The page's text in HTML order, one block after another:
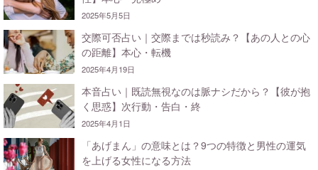
2025年5月5日
交際可否占い｜交際までは秒読み？【あの人との心
の距離】本心・転機
2025年4月19日
本音占い｜既読無視なのは脈ナシだから？【彼が抱
く思惑】次行動・告白・終
2025年4月1日
「あげまん」の意味とは？9つの特徴と男性の運気
を上げる女性になる方法